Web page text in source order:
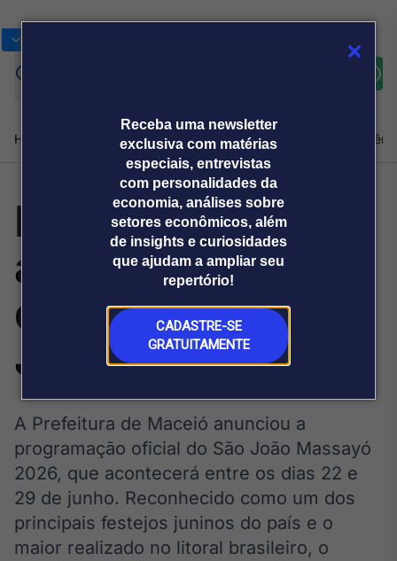
Receba uma newsletter
exclusiva com matérias
especiais, entrevistas
com personalidades da
economia, análises sobre
setores econômicos, além
de insights e curiosidades
que ajudam a ampliar seu
repertório!
CADASTRE-SE
GRATUITAMENTE
Home Produtos e soluçõesNotíciasBlogWeekend
Plataformas
Broadcast
Broadcast+
O mercado
financeiro em
tempo real
Broadcast
Agro
Tudo sobre o
agronegócio
Broadcast
Político
Sobre nós Releases Broadcast
Prêmio Broadcast
Analistas
Prêmio Broadcast
Empresas
Agências de
comunicação
Releases
Hotéis projetam
alta ocupação
durante o São
João Massayó
A Prefeitura de Maceió anunciou a
programação oficial do São João Massayó
2026, que acontecerá entre os dias 22 e
29 de junho. Reconhecido como um dos
principais festejos juninos do país e o
maior realizado no litoral brasileiro, o